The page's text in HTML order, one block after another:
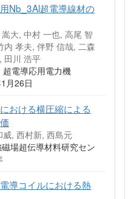
Nb_3Al超電導線材の
大, 中村 一也, 高尾 智
内 孝夫, 伴野 信哉, 二森
田川 浩平
電導応用電力機
月26日
おける横圧縮による
, 西村新, 西島元
場超伝導材料研究セン
導コイルにおける熱